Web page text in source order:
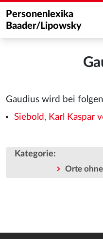
Personenlexika
Baader/Lipowsky
Gaudius wird bei
Siebold, Karl Kaspar
Kategorie:
Orte